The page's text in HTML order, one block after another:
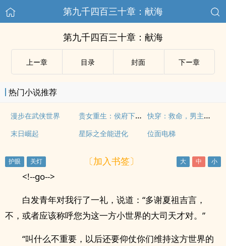
第九千四百三十章：献海
第九千四百三十章：献海
上ー章 目录 封面 下ー章
热门小说推荐
漫步在武侠世界 贵女重生：侯府下堂妻 快穿：救命，男主全都崩坏了！
末日崛起 星际之全能进化 位面电梯
〔加入书签〕
<!--go-->
白发青年对我行了一礼，说道：“多谢夏祖吉言，
不，或者应该称呼您为这一方小世界的大司天才对。”
“叫什么不重要，以后还要仰仗你们维持这方世界的